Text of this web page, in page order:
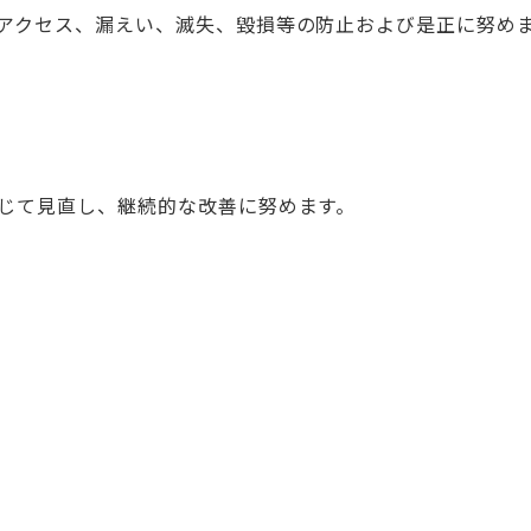
セス、漏えい、滅失、毀損等の防止および是正に努め
見直し、継続的な改善に努めます。